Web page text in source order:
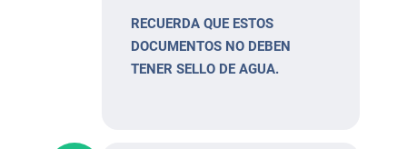
RECUERDA QUE ESTOS
DOCUMENTOS NO DEBEN
TENER SELLO DE AGUA.